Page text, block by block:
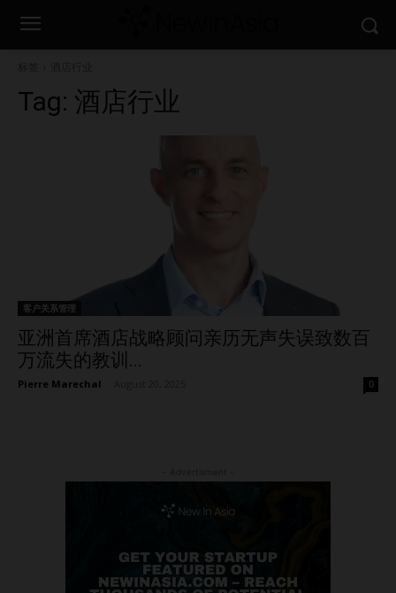
Tag: 酒店行业
客户关系管理
亚洲首席酒店战略顾问亲历无声失误致数百
万流失的教训...
Pierre Marechal 0